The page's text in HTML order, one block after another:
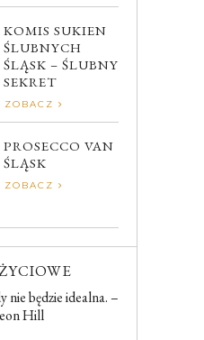
KOMIS SUKIEN
ŚLUBNYCH
ŚLĄSK – ŚLUBNY
SEKRET
ZOBACZ
PROSECCO VAN
ŚLĄSK
ZOBACZ
nie będzie idealna. –
Hill